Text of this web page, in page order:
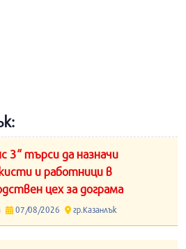
3“ търси да назначи
и работници в
цех за дограма
07/08/2026 гр.Казанлък